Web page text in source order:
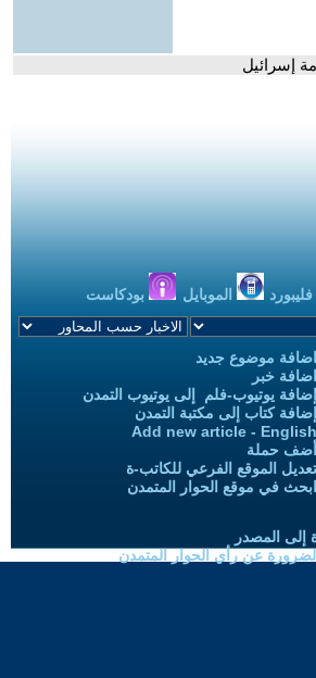
إسرائيل
فليبورد الموبايل بودكاست
اضافة موضوع جديد
اضافة خبر
إضافة يوتيوب-فلم إلى يوتيوب التمدن
إضافة كتاب إلى مكتبة التمدن
Add new article - English
أضف حملة
تعديل الموقع الفرعي للكاتب-ة
ابحث في موقع الحوار المتمدن
إلى المصدر
عن رأي الحوار المتمدن